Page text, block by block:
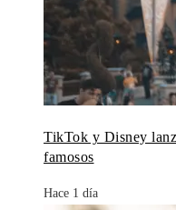
TikTok y Disney
famosos
Hace 1 día